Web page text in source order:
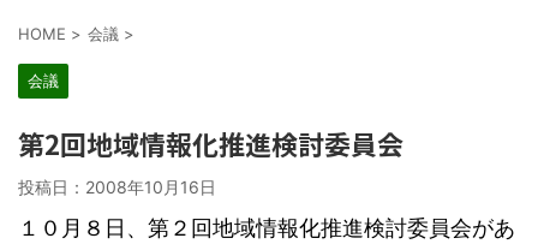
HOME > 会議 >
会議
第2回地域情報化推進検討委員会
投稿日： 2008年10月16日
１０月８日、第２回地域情報化推進検討委員会があ